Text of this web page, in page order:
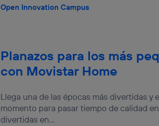
Open Innovation Campus
Planazos para los más
con Movistar Home
Llega una de las épocas más divertidas y
momento para pasar tiempo de calidad
divertidas en...